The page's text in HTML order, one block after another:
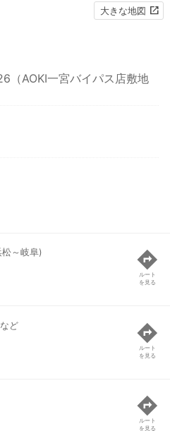
大きな地図
（AOKI一宮バイパス店敷地
～岐阜)
ルート
を見る
ど
ルート
を見る
ルート
を見る